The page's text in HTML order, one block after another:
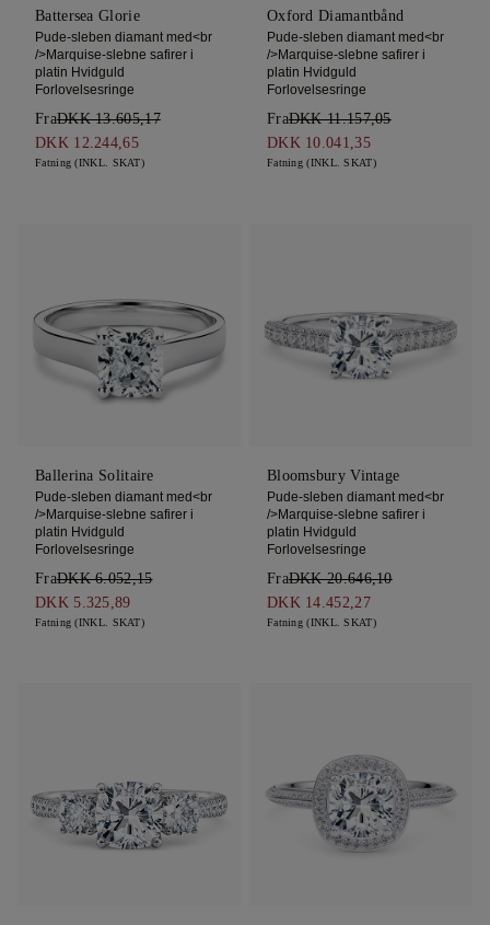
Battersea Glorie
Pude-sleben diamant med<br
/>Marquise-slebne safirer i
platin Hvidguld
Forlovelsesringe
FraDKK 13.605,17
DKK 12.244,65
Fatning (INKL. SKAT)
Oxford Diamantbånd
Pude-sleben diamant med<br
/>Marquise-slebne safirer i
platin Hvidguld
Forlovelsesringe
FraDKK 11.157,05
DKK 10.041,35
Fatning (INKL. SKAT)
Ballerina Solitaire
Pude-sleben diamant med<br
/>Marquise-slebne safirer i
platin Hvidguld
Forlovelsesringe
FraDKK 6.052,15
DKK 5.325,89
Fatning (INKL. SKAT)
Bloomsbury Vintage
Pude-sleben diamant med<br
/>Marquise-slebne safirer i
platin Hvidguld
Forlovelsesringe
FraDKK 20.646,10
DKK 14.452,27
Fatning (INKL. SKAT)